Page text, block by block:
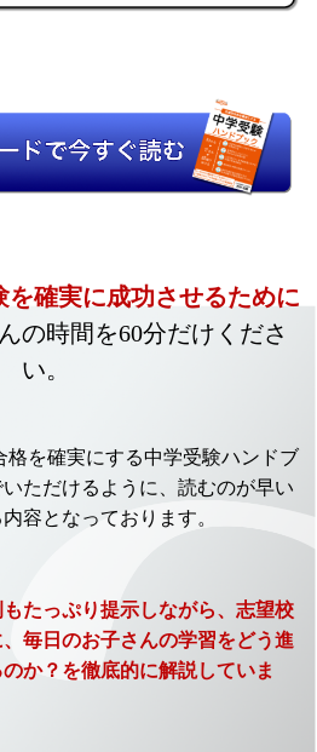
を確実に成功させるために
の時間を60分だけくださ
い。
格を確実にする中学受験ハンドブ
ただけるように、読むのが早い
容となっております。
たっぷり提示しながら、志望校
毎日のお子さんの学習をどう進
か？を徹底的に解説していま